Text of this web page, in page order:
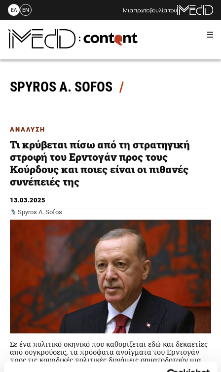
Skip
content
ΕΛ EN Μια πρωτοβουλία του
SPYROS A. SOFOS
ΑΝΑΛΥΣΗ
Τι κρύβεται πίσω από τη στρατηγική
στροφή του Ερντογάν προς τους
Κούρδους και ποιες είναι οι πιθανές
συνέπειές της
13.03.2025
Spyros A. Sofos
Σε ένα πολιτικό σκηνικό που καθορίζεται εδώ και δεκαετίες
από συγκρούσεις, τα πρόσφατα ανοίγματα του Ερντογάν
προς τις κουρδικές πολιτικές δυνάμεις σηματοδοτούν μια